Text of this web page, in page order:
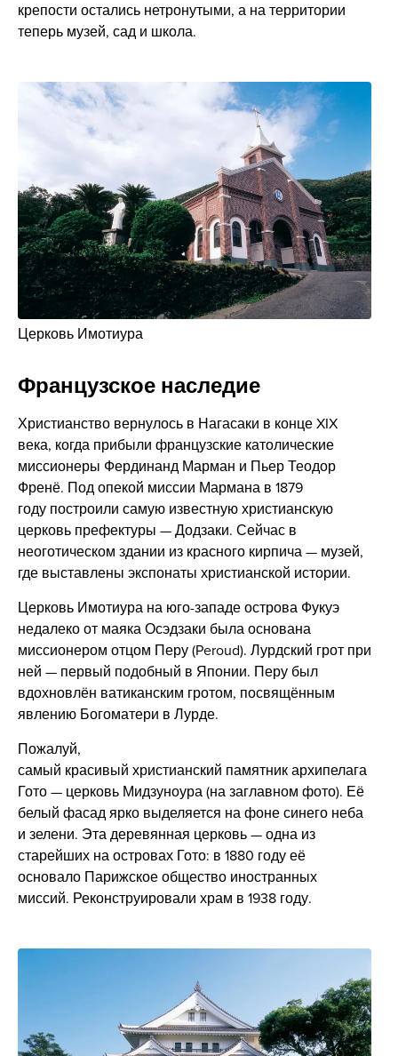
крепости остались нетронутыми, а на территории
теперь музей, сад и школа.
Церковь Имотиура
Французское наследие
Христианство вернулось в Нагасаки в конце XIX
века, когда прибыли французские католические
миссионеры Фердинанд Марман и Пьер Теодор
Френё. Под опекой миссии Мармана в 1879
году построили самую известную христианскую
церковь префектуры — Додзаки. Сейчас в
неоготическом здании из красного кирпича — музей,
где выставлены экспонаты христианской истории.
Церковь Имотиура на юго-западе острова Фукуэ
недалеко от маяка Осэдзаки была основана
миссионером отцом Перу (Peroud). Лурдский грот при
ней — первый подобный в Японии. Перу был
вдохновлён ватиканским гротом, посвящённым
явлению Богоматери в Лурде.
Пожалуй,
самый красивый христианский памятник архипелага
Гото — церковь Мидзуноура (на заглавном фото). Её
белый фасад ярко выделяется на фоне синего неба
и зелени. Эта деревянная церковь — одна из
старейших на островах Гото: в 1880 году её
основало Парижское общество иностранных
миссий. Реконструировали храм в 1938 году.